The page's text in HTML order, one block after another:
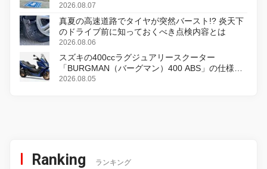
2026.08.07
真夏の高速道路でタイヤが突然バースト!? 炎天下
のドライブ前に知っておくべき点検内容とは
2026.08.06
スズキの400ccラグジュアリースクーター
「BURGMAN（バーグマン）400 ABS」の仕様を
変更し、8月18日に発売
2026.08.05
Ranking ランキング